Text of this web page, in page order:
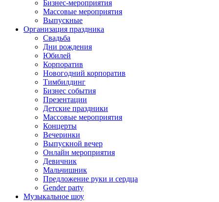
Бизнес-мероприятия
Массовые мероприятия
Выпускные
Организация праздника
Свадьба
Дни рождения
Юбилей
Корпоратив
Новогодний корпоратив
Тимбилдинг
Бизнес события
Презентации
Детские праздники
Массовые мероприятия
Концерты
Вечеринки
Выпускной вечер
Онлайн мероприятия
Девичник
Мальчишник
Предложение руки и сердца
Gender party
Музыкальное шоу